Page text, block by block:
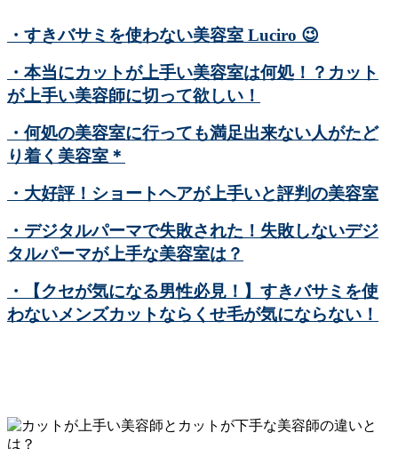
・すきバサミを使わない美容室 Luciro 😉
・本当にカットが上手い美容室は何処！？カット
が上手い美容師に切って欲しい！
・何処の美容室に行っても満足出来ない人がたど
り着く美容室＊
・大好評！ショートヘアが上手いと評判の美容室
・デジタルパーマで失敗された！失敗しないデジ
タルパーマが上手な美容室は？
・【クセが気になる男性必見！】すきバサミを使
わないメンズカットならくせ毛が気にならない！